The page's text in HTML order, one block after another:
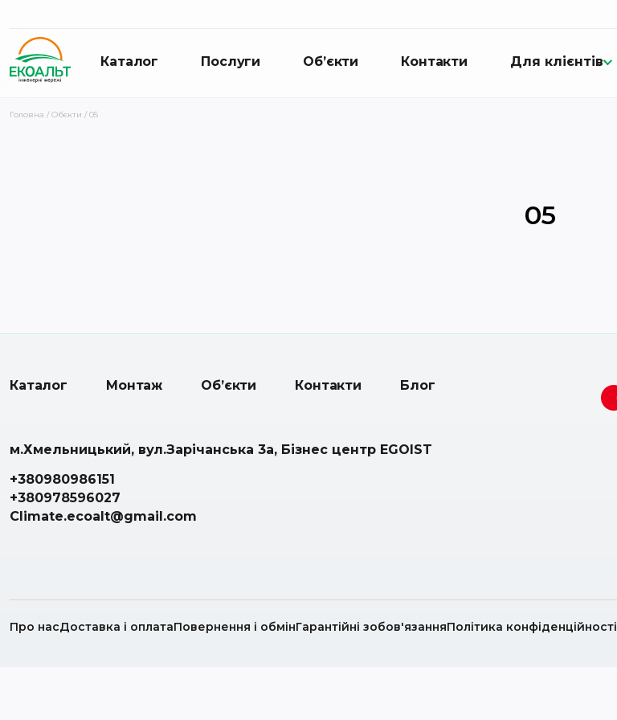
Каталог Послуги Об’єкти Контакти Для клієнтів
Головна /Обєкти / 05
05
Каталог Монтаж Об’єкти Контакти Блог
м.Хмельницький, вул.Зарічанська 3а, Бізнес центр EGOIST
+380980986151
+380978596027
Climate.ecoalt@gmail.com
Про насДоставка і оплатаПовернення і обмінГарантійні зобов'язанняПолітика конфіденційності